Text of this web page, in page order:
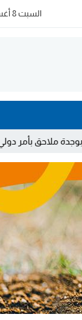
السبت 8 أغسطس 2026 - 10:21 صباحًا
بإلقاء القبض